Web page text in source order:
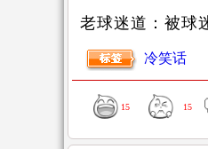
老球迷道：被球
冷笑话
15 15